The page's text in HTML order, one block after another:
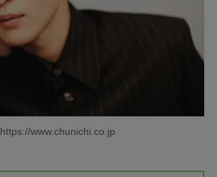
https://www.chunichi.co.jp